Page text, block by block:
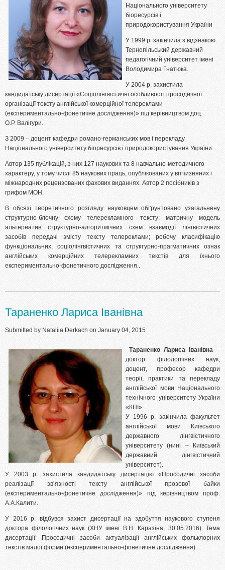
Національного університету
біоресурсів і
природокористування України
У 1999 р. закінчила з відзнакою
Тернопільський державний
педагогічний університет імені
Володимира Гнатюка.
У 2004 р. захистила
кандидатську дисертації «Соціолінгвістичні особливості просодичної
організації тексту англійської комерційної телереклами
(експериментально-фонетичне дослідження)» під керівництвом доц.
О.Р. Валігури.
З 2009 – доцент кафедри романо-германських мов і перекладу
Національного університету біоресурсів і природокористування України.
Автор 135 публікацій, з них 127 наукових та 8 навчально-методичного
характеру, у тому числі 85 наукових праць, опублікованих у вітчизняних і
міжнародних рецензованих фахових виданнях. Автор 2 посібників з
грифом МОН.
В обсязі теоретичного розгляду науковцем обґрунтовано узагальнену
структурно-блочну схему телерекламного тексту; матричну модель
альтернатив структурно-алгоритмічних схем взаємодії лінгвістичних
засобів передачі змісту тексту телереклами; робочу класифікацію
функціональних, соціолінгвістичних та структурно-прагматичних ознак
англійських комерційних телерекламних текстів для їхнього
експериментально-фонетичного дослідження..
Тараненко Лариса Іванівна
Submitted by Nataliia Derkach on January 04, 2015
Тараненко Лариса Іванівна –
доктор філологічних наук,
доцент, професор кафедри
теорії, практики та перекладу
англійської мови Національного
технічного університету України
«КПІ».
У 1996 р. закінчила факультет
англійської мови Київського
державного лінгвістичного
університету (нині – Київський
державний лінгвістичний
університет).
У 2003 р. захистила кандидатську дисертацію «Просодичні засоби
реалізації зв’язності тексту англійської прозової байки
(експериментально-фонетичне дослідження)» під керівництвом проф.
А.А.Калити.
У 2016 р. відбувся захист дисертації на здобуття наукового ступеня
доктора філологічних наук (ХНУ імені В.Н. Каразіна, 30.05.2016). Тема
дисертації: Просодичні засоби актуалізації англійських фольклорних
текстів малої форми (експериментально-фонетичне дослідження).